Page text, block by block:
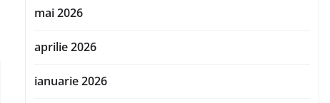
mai 2026
aprilie 2026
ianuarie 2026